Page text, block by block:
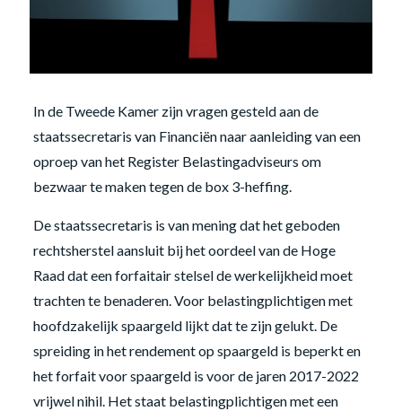
In de Tweede Kamer zijn vragen gesteld aan de
staatssecretaris van Financiën naar aanleiding van een
oproep van het Register Belastingadviseurs om
bezwaar te maken tegen de box 3-heffing.
De staatssecretaris is van mening dat het geboden
rechtsherstel aansluit bij het oordeel van de Hoge
Raad dat een forfaitair stelsel de werkelijkheid moet
trachten te benaderen. Voor belastingplichtigen met
hoofdzakelijk spaargeld lijkt dat te zijn gelukt. De
spreiding in het rendement op spaargeld is beperkt en
het forfait voor spaargeld is voor de jaren 2017-2022
vrijwel nihil. Het staat belastingplichtigen met een